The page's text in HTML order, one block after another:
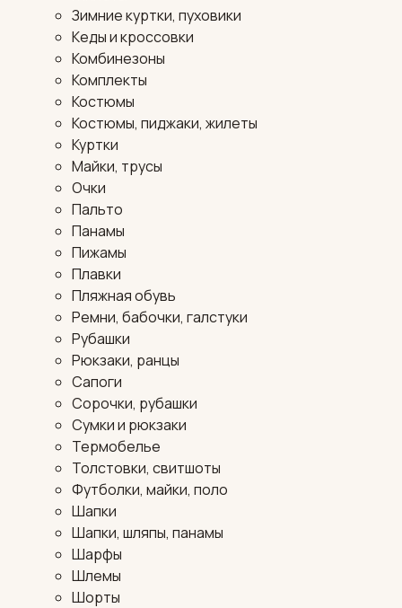
Зимние куртки, пуховики
Кеды и кроссовки
Комбинезоны
Комплекты
Костюмы
Костюмы, пиджаки, жилеты
Куртки
Майки, трусы
Очки
Пальто
Панамы
Пижамы
Плавки
Пляжная обувь
Ремни, бабочки, галстуки
Рубашки
Рюкзаки, ранцы
Сапоги
Сорочки, рубашки
Сумки и рюкзаки
Термобелье
Толстовки, свитшоты
Футболки, майки, поло
Шапки
Шапки, шляпы, панамы
Шарфы
Шлемы
Шорты